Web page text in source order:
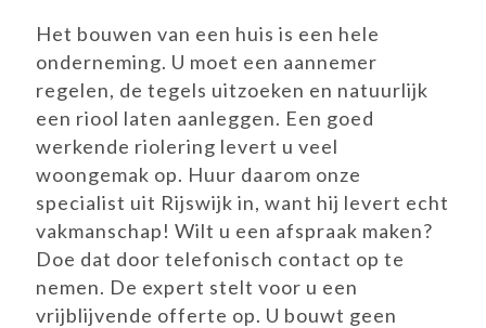
Het bouwen van een huis is een hele
onderneming. U moet een aannemer
regelen, de tegels uitzoeken en natuurlijk
een riool laten aanleggen. Een goed
werkende riolering levert u veel
woongemak op. Huur daarom onze
specialist uit Rijswijk in, want hij levert echt
vakmanschap! Wilt u een afspraak maken?
Doe dat door telefonisch contact op te
nemen. De expert stelt voor u een
vrijblijvende offerte op. U bouwt geen